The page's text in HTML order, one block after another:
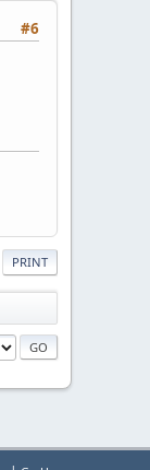
#6
PRINT